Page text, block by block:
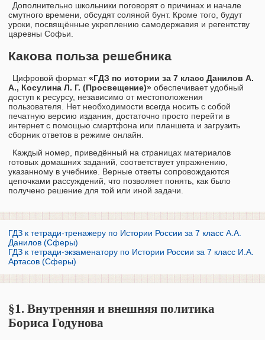
Дополнительно школьники поговорят о причинах и начале
смутного времени, обсудят соляной бунт. Кроме того, будут
уроки, посвящённые укреплению самодержавия и регентству
царевны Софьи.
Какова польза решебника
Цифровой формат«ГДЗ по истории за 7 класс Данилов А.
А., Косулина Л. Г. (Просвещение)» обеспечивает удобный
доступ к ресурсу, независимо от местоположения
пользователя. Нет необходимости всегда носить с собой
печатную версию издания, достаточно просто перейти в
интернет с помощью смартфона или планшета и загрузить
сборник ответов в режиме онлайн.
Каждый номер, приведённый на страницах материалов
готовых домашних заданий, соответствует упражнению,
указанному в учебнике. Верные ответы сопровождаются
цепочками рассуждений, что позволяет понять, как было
получено решение для той или иной задачи.
ГДЗ к тетради-тренажеру по Истории России за 7 класс А.А.
Данилов (Сферы)
ГДЗ к тетради-экзаменатору по Истории России за 7 класс И.А.
Артасов (Сферы)
§1. Внутренняя и внешняя политика
Бориса Годунова